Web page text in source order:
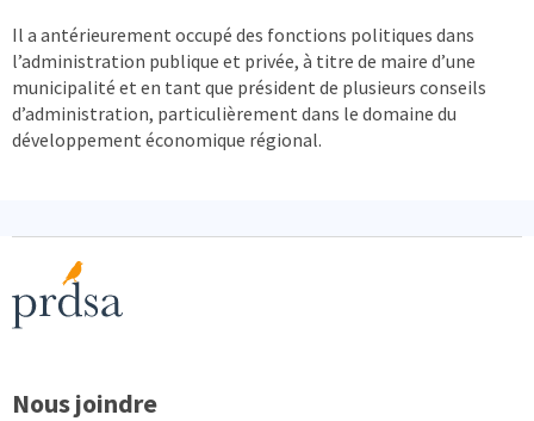
Il a antérieurement occupé des fonctions politiques dans
l’administration publique et privée, à titre de maire d’une
municipalité et en tant que président de plusieurs conseils
d’administration, particulièrement dans le domaine du
développement économique régional.
Nous joindre